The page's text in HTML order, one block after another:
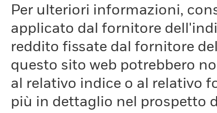
Per ulteriori informazioni,
applicato dal fornitore
reddito fissate dal fornitore
questo sito web potrebbero
al relativo indice o al relativo
più in dettaglio nel prospetto